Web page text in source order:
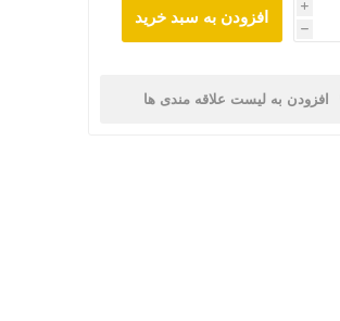
i
h
افزودن به سبد خرید
افزودن به لیست علاقه مندی ها